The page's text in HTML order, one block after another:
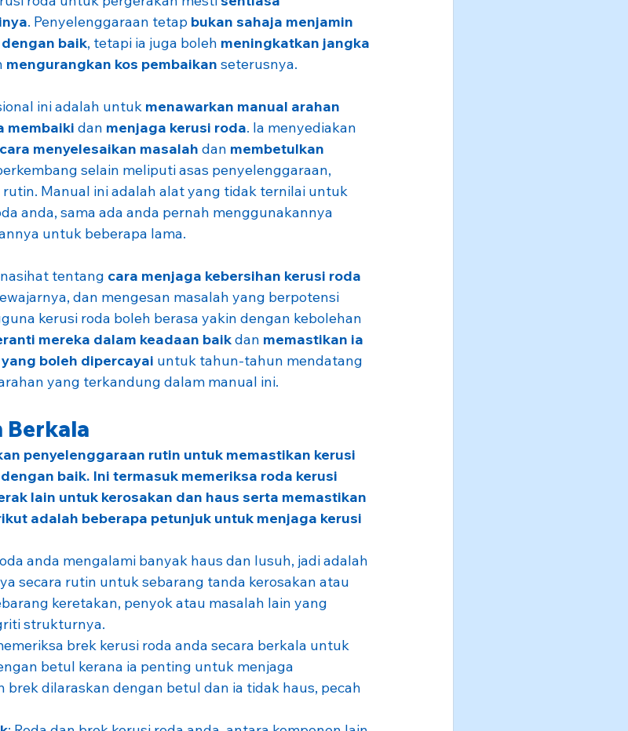
. Penyelenggaraan tetap bukan sahaja menjamin
baik, tetapi ia juga boleh meningkatkan jangka
mengurangkan kos pembaikan seterusnya.
ini adalah untuk menawarkan manual arahan
membaiki dan menjaga kerusi roda. Ia menyediakan
menyelesaikan masalah dan membetulkan
selain meliputi asas penyelenggaraan,
Manual ini adalah alat yang tidak ternilai untuk
anda, sama ada anda pernah menggunakannya
untuk beberapa lama.
tentang cara menjaga kebersihan kerusi roda
dan mengesan masalah yang berpotensi
kerusi roda boleh berasa yakin dengan kebolehan
mereka dalam keadaan baik dan memastikan ia
boleh dipercayai untuk tahun-tahun mendatang
yang terkandung dalam manual ini.
Berkala
penyelenggaraan rutin untuk memastikan kerusi
baik. Ini termasuk memeriksa roda kerusi
lain untuk kerosakan dan haus serta memastikan
adalah beberapa petunjuk untuk menjaga kerusi
anda mengalami banyak haus dan lusuh, jadi adalah
secara rutin untuk sebarang tanda kerosakan atau
keretakan, penyok atau masalah lain yang
strukturnya.
brek kerusi roda anda secara berkala untuk
betul kerana ia penting untuk menjaga
brek dilaraskan dengan betul dan ia tidak haus, pecah